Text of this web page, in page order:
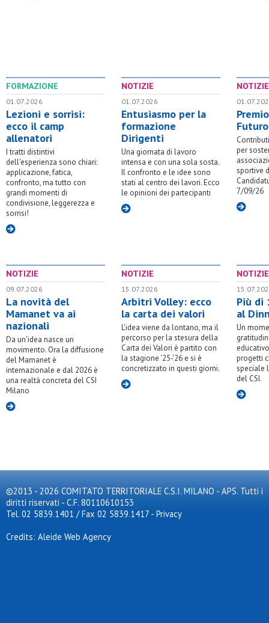
FORMAZIONE
01.07.2026
Lezioni e sorrisi:
ecco il camp
allenatori
I tratti distintivi
dell'esperienza sono chiari:
applicazione, fatica,
confronto, ma tutto con
grandi momenti di
condivisione, leggerezza e
sorrisi!
NOTIZIE
01.07.2026
Entusiasmo per la
formazione
Dirigenti
Una giornata di lavoro
intensa e con una sola sosta.
Il confronto e le idee sono
stati al centro dei lavori. Ecco
le opinioni dei partecipanti
NOTIZIE
per
sportive
7/09/26
NOTIZIE
09.07.2026
La novità del
Mamanet va ai
nazionali
Da un'idea nasce un
movimento. Ora la diffusione
del Mamanet è
internazionale e dal 2026 è
una realtà concreta del CSI
Milano
NOTIZIE
15.07.2026
Arbitri Volley: ecco
la carta dei valori
L'idea viene da lontano, ma il
percorso per la stesura della
Carta dei Valori è partito con
la stagione '25-'26 e si è
concretizzato in questi giorni.
NOTIZIE
Più di
al
Un
progetti
speciale
del CSI.
©2013 - 2026 COMITATO TERRITORIALE C.S.I. MILANO - APS. Tutti i
diritti riservati - C.F. 80110610153
Tel. 02 5839.1401 / Fax 02 5839.1417 - Privacy
Credits: Aleide Web Agency